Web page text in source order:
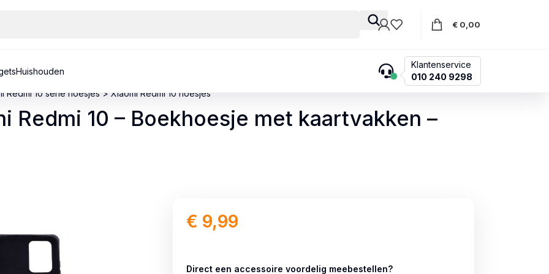
€ 0,00
Huishouden
Klantenservice
010 240 9298
Redmi 10 serie hoesjes > Xiaomi Redmi 10 hoesjes
Redmi 10 – Boekhoesje met kaartvakken –
€ 9,99
Direct een accessoire voordelig meebestellen?